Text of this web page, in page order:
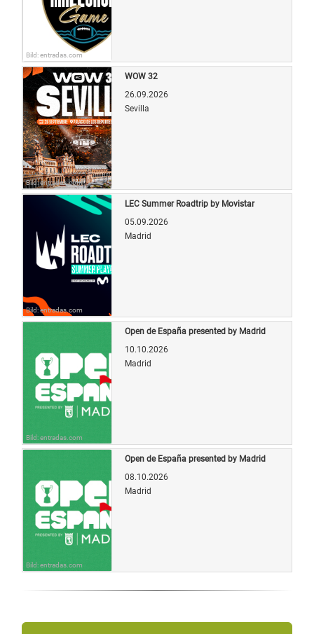
Bild: entradas.com
Bild: entradas.com
WOW 32
26.09.2026
Sevilla
Bild: entradas.com
LEC Summer Roadtrip by Movistar
05.09.2026
Madrid
Bild: entradas.com
Open de España presented by Madrid
10.10.2026
Madrid
Bild: entradas.com
Open de España presented by Madrid
08.10.2026
Madrid